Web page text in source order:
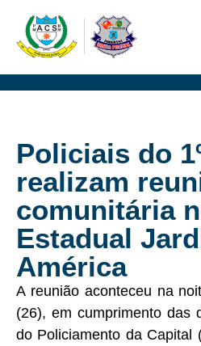
Policiais do
realizam
comunitária
Estadual
América
A reunião aconteceu na
(26), em cumprimento das
do Policiamento da Capital